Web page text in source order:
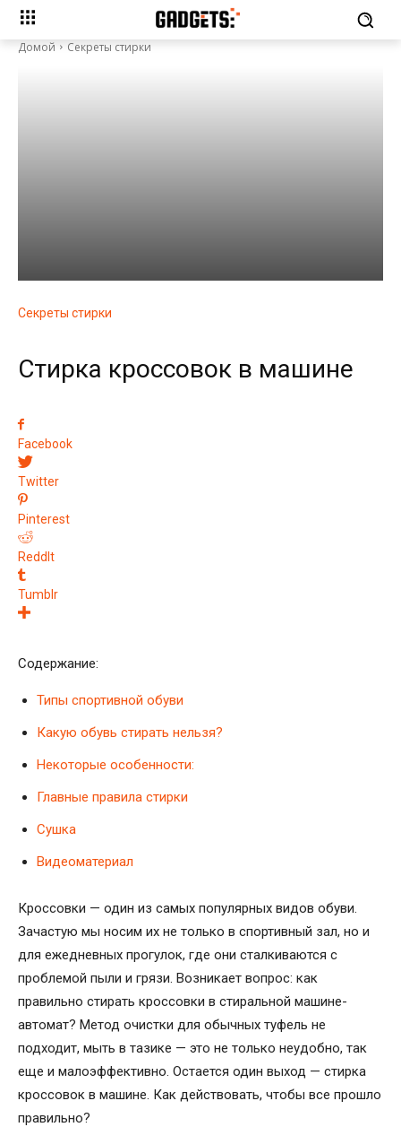
Домой Секреты стирки
Секреты стирки
Стирка кроссовок в машине
Facebook
Twitter
Pinterest
ReddIt
Tumblr
Содержание:
Типы спортивной обуви
Какую обувь стирать нельзя?
Некоторые особенности:
Главные правила стирки
Сушка
Видеоматериал
Кроссовки — один из самых популярных видов обуви.
Зачастую мы носим их не только в спортивный зал, но и
для ежедневных прогулок, где они сталкиваются с
проблемой пыли и грязи. Возникает вопрос: как
правильно стирать кроссовки в стиральной машине-
автомат? Метод очистки для обычных туфель не
подходит, мыть в тазике — это не только неудобно, так
еще и малоэффективно. Остается один выход — стирка
кроссовок в машине. Как действовать, чтобы все прошло
правильно?